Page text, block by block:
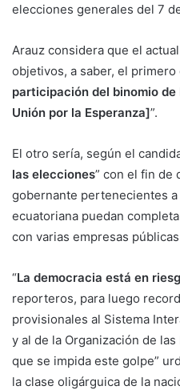
elecciones generales del 7
Arauz considera que el
objetivos, a saber, el primero
participación del binomio
Unión por la Esperanza]”.
El otro sería, según el
las elecciones” con el fin de
gobernante pertenecientes
ecuatoriana puedan
con varias empresas
“La democracia está en
reporteros, para luego
provisionales al Sistema
y al de la Organización de
que se impida este golpe”
la clase oligárguica de la